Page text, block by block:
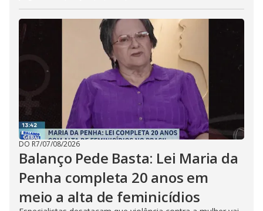
DO R7/07/08/2026
Balanço Pede Basta: Lei Maria da
Penha completa 20 anos em
meio a alta de feminicídios